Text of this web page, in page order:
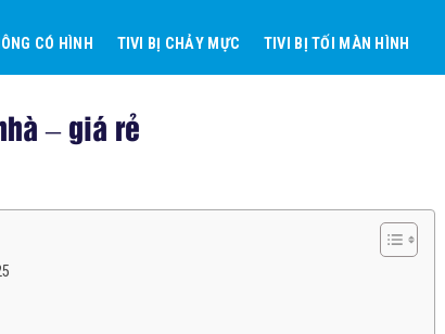
CÓ HÌNH TIVI BỊ CHẢY MỰC TIVI BỊ TỐI MÀN HÌNH
– giá rẻ